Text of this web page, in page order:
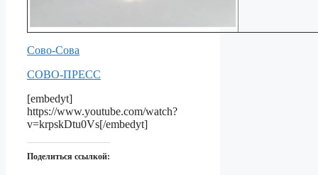
Сово-Сова
СОВО-ПРЕСС
[embedyt]
https://www.youtube.com/watch?
v=krpskDtu0Vs[/embedyt]
Поделиться ссылкой: